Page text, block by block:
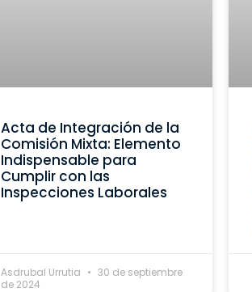
Acta de Integración de la
Comisión Mixta: Elemento
Indispensable para
Cumplir con las
Inspecciones Laborales
Asdrubal Urrutia
30 de septiembre
de 2024